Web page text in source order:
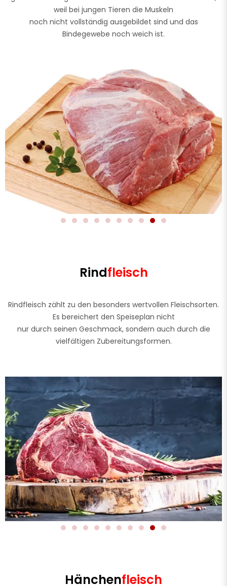
weil bei jungen Tieren die Muskeln
noch nicht vollständig ausgebildet sind und das
Bindegewebe noch weich ist.
Rindfleisch
Rindfleisch zählt zu den besonders wertvollen Fleischsorten.
Es bereichert den Speiseplan nicht
nur durch seinen Geschmack, sondern auch durch die
vielfältigen Zubereitungsformen.
Hänchenfleisch